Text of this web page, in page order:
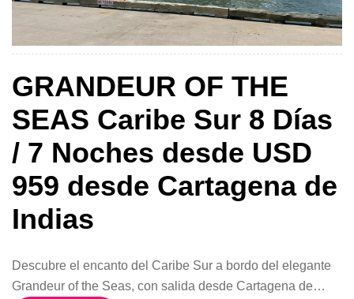
GRANDEUR OF THE
SEAS Caribe Sur 8 Días
/ 7 Noches desde USD
959 desde Cartagena de
Indias
Descubre el encanto del Caribe Sur a bordo del elegante
Grandeur of the Seas, con salida desde Cartagena de